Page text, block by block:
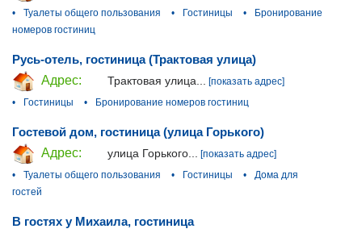
•
Туалеты общего пользования • Гостиницы •
Бронирование
номеров гостиниц
Русь-отель, гостиница (Трактовая улица)
Адрес:
Трактовая улица... [показать адрес]
•
Гостиницы • Бронирование номеров гостиниц
Гостевой дом, гостиница (улица Горького)
Адрес:
улица Горького...
[показать адрес]
•
Туалеты общего пользования • Гостиницы •
Дома для
гостей
В гостях у Михаила, гостиница